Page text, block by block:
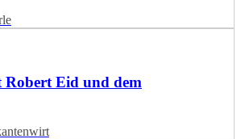
Robert Eid und dem